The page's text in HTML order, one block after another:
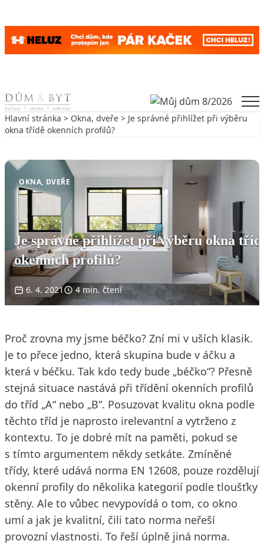
Skip to content
Hlavní stránka > Okna, dveře > Je správné přihlížet při výběru
okna třídě okenních profilů?
OKNA, DVEŘE
Je správné přihlížet při výběru okna
okenních profilů?
6. 4. 2021 4 min. čtení
Proč zrovna my jsme béčko? Zní mi v uších klasik.
Je to přece jedno, která skupina bude v áčku a
která v béčku. Tak kdo tedy bude „béčko“? Přesně
stejná situace nastává při třídění okenních profilů
do tříd „A“ nebo „B“. Posuzovat kvalitu okna podle
těchto tříd je naprosto irelevantní a vytrženo z
kontextu. To je dobré mít na paměti, pokud se
s tímto argumentem někdy setkáte. Zmíněné
třídy, které udává norma EN 12608, pouze rozdělují
okenní profily do několika kategorií podle tloušťky
stěny. Ale to vůbec nevypovídá o tom, co okno
umí a jak je kvalitní, čili tato norma neřeší
provozní vlastnosti. To řeší úplně jiná norma.